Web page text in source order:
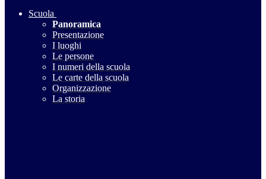
Scuola
Panoramica
Presentazione
I luoghi
Le persone
I numeri della scuola
Le carte della scuola
Organizzazione
La storia